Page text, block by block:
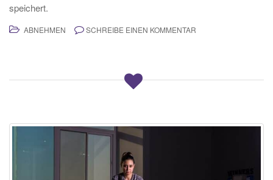
speichert.
ABNEHMEN SCHREIBE EINEN KOMMENTAR